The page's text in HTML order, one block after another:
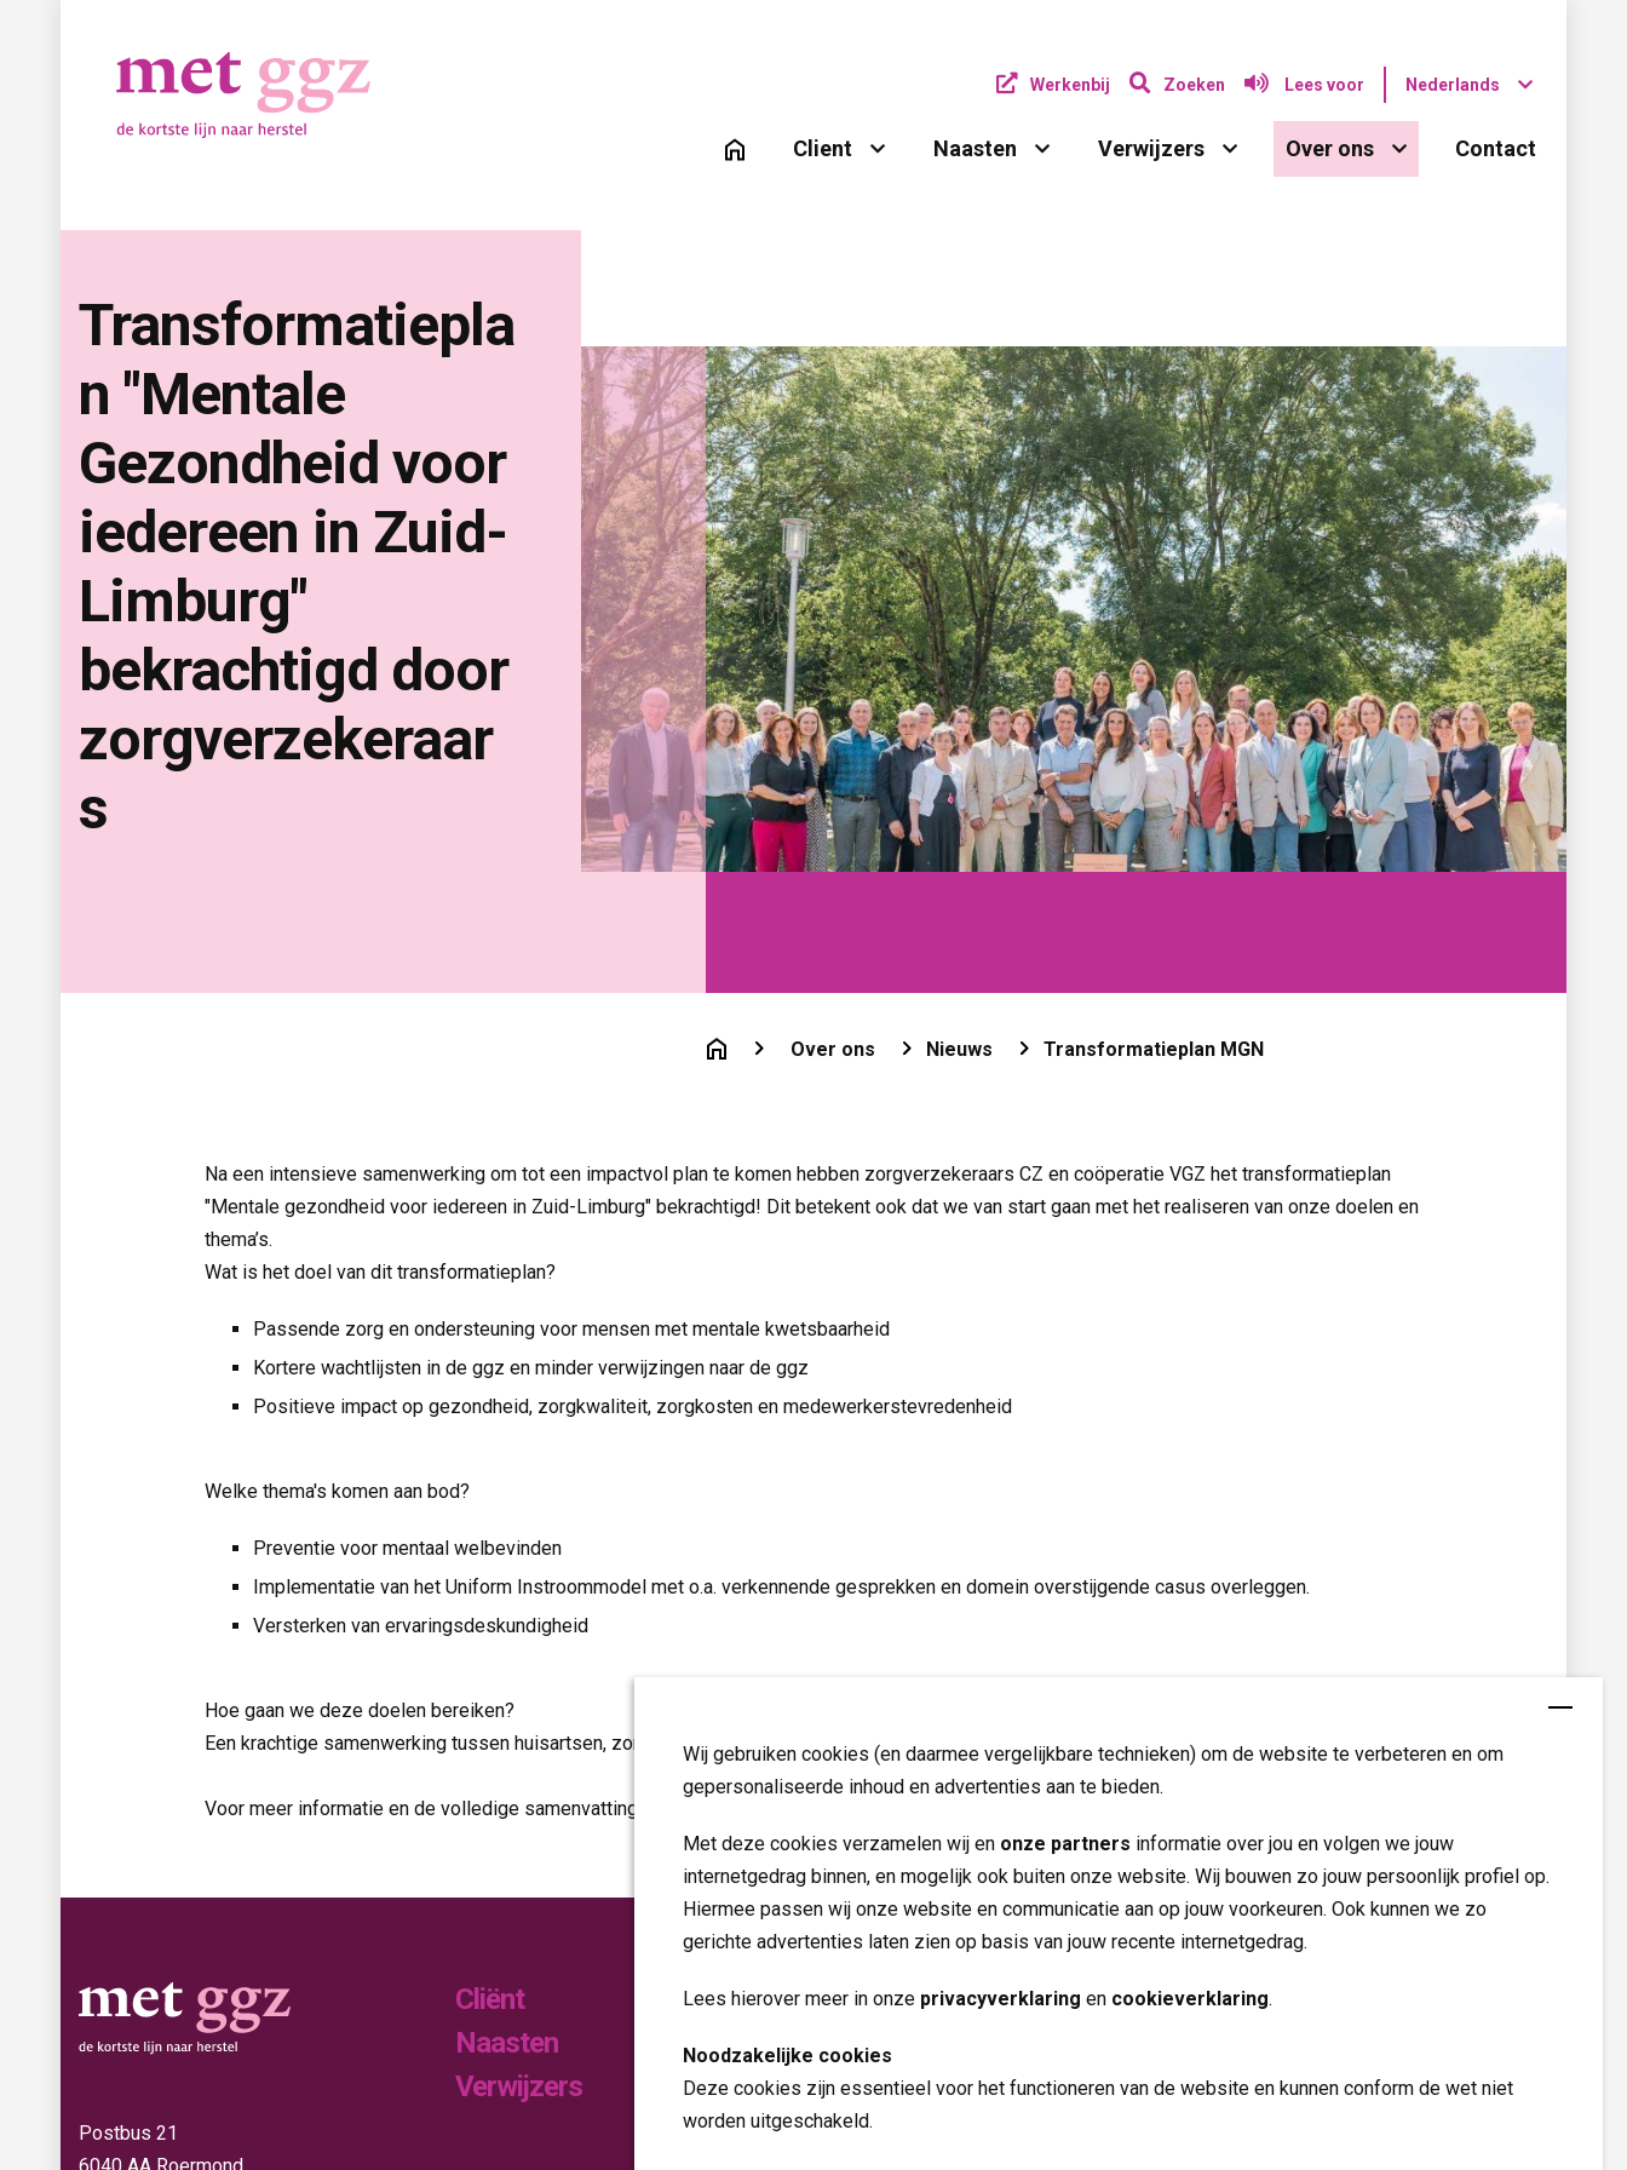
Wij gebruiken cookies (en daarmee vergelijkbare technieken) om de website te verbeteren en om
gepersonaliseerde inhoud en advertenties aan te bieden.
Met deze cookies verzamelen wij en onze partners informatie over jou en volgen we jouw
internetgedrag binnen, en mogelijk ook buiten onze website. Wij bouwen zo jouw persoonlijk profiel op.
Hiermee passen wij onze website en communicatie aan op jouw voorkeuren. Ook kunnen we zo
gerichte advertenties laten zien op basis van jouw recente internetgedrag.
Lees hierover meer in onze privacyverklaring en cookieverklaring.
Noodzakelijke cookies
Deze cookies zijn essentieel voor het functioneren van de website en kunnen conform de wet niet
worden uitgeschakeld.
Werkenbij Zoeken Lees voor Nederlands
Client Naasten Verwijzers Over ons Contact
Transformatiepla
n "Mentale
Gezondheid voor
iedereen in Zuid-
Limburg"
bekrachtigd door
zorgverzekeraar
s
Over ons Nieuws Transformatieplan MGN
Na een intensieve samenwerking om tot een impactvol plan te komen hebben zorgverzekeraars CZ en coöperatie VGZ het transformatieplan
"Mentale gezondheid voor iedereen in Zuid-Limburg" bekrachtigd! Dit betekent ook dat we van start gaan met het realiseren van onze doelen en
thema’s.
Wat is het doel van dit transformatieplan?
Passende zorg en ondersteuning voor mensen met mentale kwetsbaarheid
Kortere wachtlijsten in de ggz en minder verwijzingen naar de ggz
Positieve impact op gezondheid, zorgkwaliteit, zorgkosten en medewerkerstevredenheid
Welke thema's komen aan bod?
Preventie voor mentaal welbevinden
Implementatie van het Uniform Instroommodel met o.a. verkennende gesprekken en domein overstijgende casus overleggen.
Versterken van ervaringsdeskundigheid
Hoe gaan we deze doelen bereiken?
Een krachtige samenwerking tussen huisartsen, zorg- en welzijnspartners, ggz, zorgverzekeraars, gemeenten en inwonersorganisaties.
Voor meer informatie en de volledige samenvatting van het transformatieplan, kun je terecht op de
Postbus 21
Cliënt
Naasten
Verwijzers
Publicaties
Folders
Jaarverslagen
Volg ons op